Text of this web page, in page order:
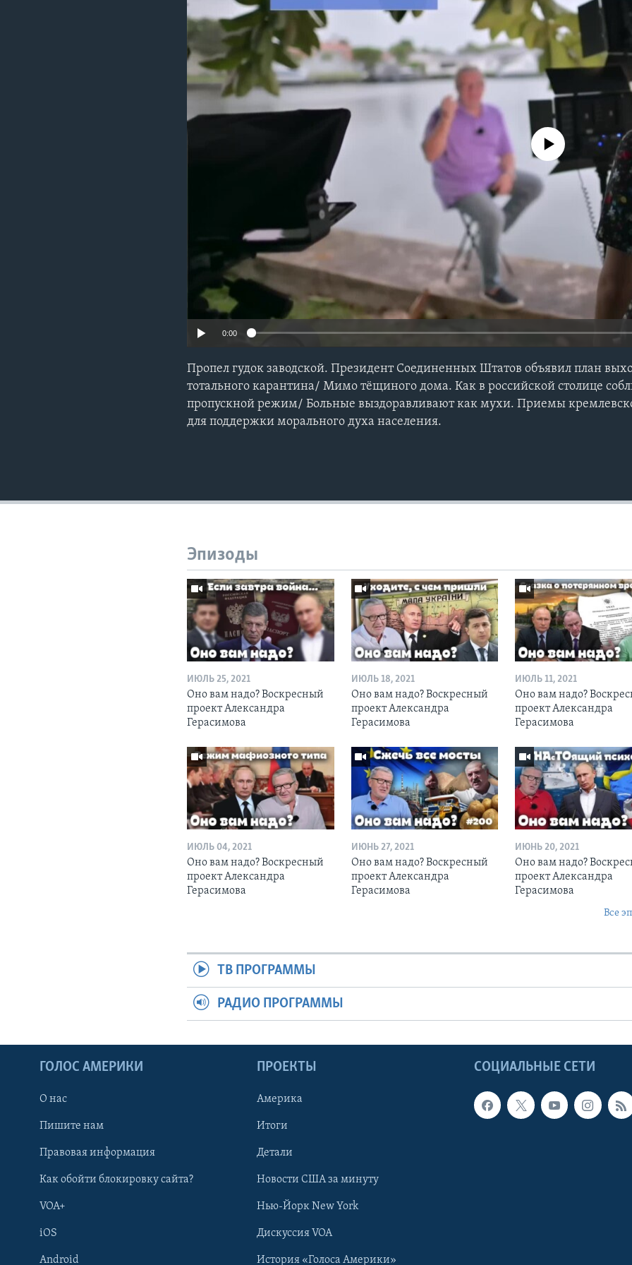
No media source currently
0:00
Пропел гудок заводской. Президент Соединенных Штатов объявил план
тотального карантина/ Мимо тёщиного дома. Как в российской столице
пропускной режим/ Больные выздоравливают как мухи. Приемы
для поддержки морального духа населения.
Эпизоды
ИЮЛЬ 25, 2021
Оно вам надо? Воскресный
проект Александра
Герасимова
ИЮЛЬ 18, 2021
Оно вам надо? Воскресный
проект Александра
Герасимова
ИЮЛЬ 11, 2021
Оно вам надо?
проект Александра
Герасимова
ИЮЛЬ 04, 2021
Оно вам надо? Воскресный
проект Александра
Герасимова
ИЮНЬ 27, 2021
Оно вам надо? Воскресный
проект Александра
Герасимова
ИЮНЬ 20, 2021
Оно вам надо?
проект Александра
Герасимова
Все
ТВ ПРОГРАММЫ
РАДИО ПРОГРАММЫ
СОЦИАЛЬНЫЕ СЕТИ
ГОЛОС АМЕРИКИ
О нас
Пишите нам
Правовая информация
Как обойти блокировку сайта?
VOA+
iOS
Android
ПРОЕКТЫ
Америка
Итоги
Детали
Новости США за минуту
Нью-Йорк New York
Дискуссия VOA
История «Голоса Америки»